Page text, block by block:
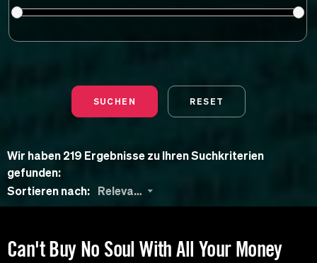
SUCHEN RESET
Wir haben 219 Ergebnisse zu Ihren Suchkriterien
gefunden:
Sortieren nach:
Relevanz
Can't Buy No Soul With All Your Money